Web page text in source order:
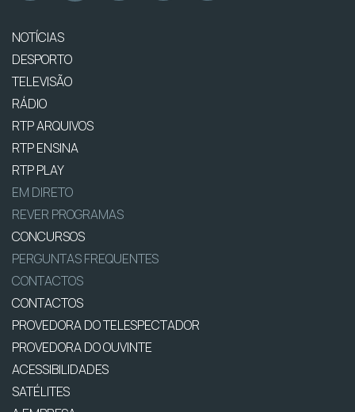
NOTÍCIAS
DESPORTO
TELEVISÃO
RÁDIO
RTP ARQUIVOS
RTP ENSINA
RTP PLAY
EM DIRETO
REVER PROGRAMAS
CONCURSOS
PERGUNTAS FREQUENTES
CONTACTOS
CONTACTOS
PROVEDORA DO TELESPECTADOR
PROVEDORA DO OUVINTE
ACESSIBILIDADES
SATÉLITES